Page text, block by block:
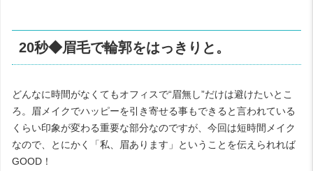
20秒◆眉毛で輪郭をはっきりと。
どんなに時間がなくてもオフィスで“眉無し”だけは避けたいとこ
ろ。眉メイクでハッピーを引き寄せる事もできると言われている
くらい印象が変わる重要な部分なのですが、今回は短時間メイク
なので、とにかく「私、眉あります」ということを伝えられれば
GOOD！